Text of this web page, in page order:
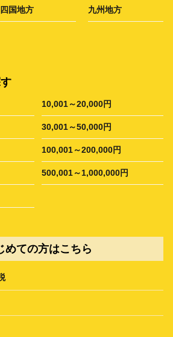
四国地方 九州地方
10,001～20,000円
30,001～50,000円
100,001～200,000円
500,001～1,000,000円
めての方はこちら